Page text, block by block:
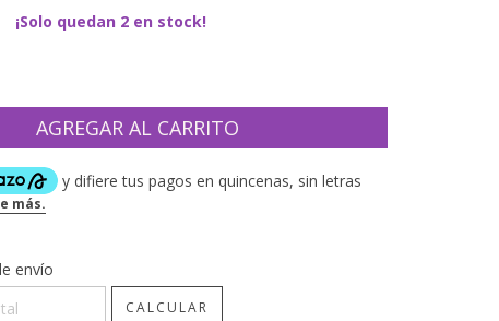
¡Solo quedan 2 en stock!
CP:envío
CALCULAR